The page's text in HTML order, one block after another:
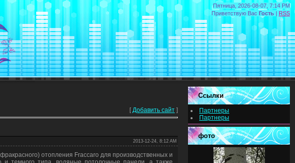
Пятница, 2026-08-07, 7:14 PM
Приветствую Вас Гость | RSS
[ Добавить сайт ]
2013-12-24, 8:12 AM
отопления Fraccaro для производственных и
Ссылки
Партнеры
Партнеры
фото